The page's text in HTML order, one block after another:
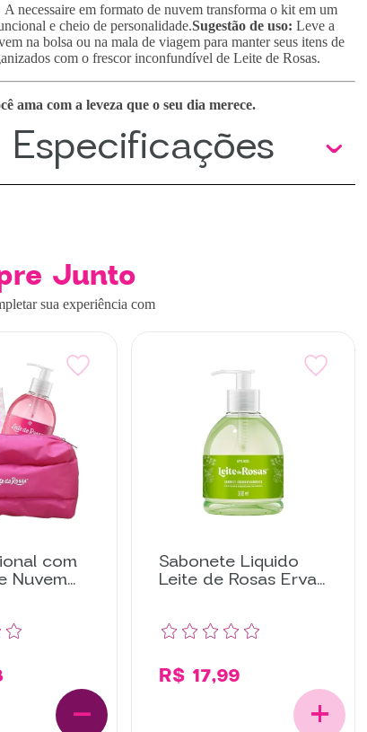
A necessaire em formato de nuvem transforma o kit em um
e cheio de personalidade.Sugestão de uso: Leve a
na bolsa ou na mala de viagem para manter seus itens de
com o frescor inconfundível de Leite de Rosas.
ama com a leveza que o seu dia merece.
Especificações
Junto
sua experiência com
com
Nuvem Sabonete Liquido
Leite de Rosas Erva
Doce
R$ 17,99